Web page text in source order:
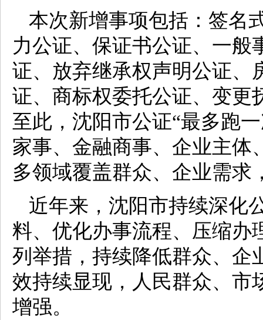
本次新增事项包括：签名
力公证、保证书公证、一般
证、放弃继承权声明公证、
证、商标权委托公证、变更
至此，沈阳市公证“最多跑
家事、金融商事、企业主体
多领域覆盖群众、企业需求
近年来，沈阳市持续深化
料、优化办事流程、压缩办
列举措，持续降低群众、企
效持续显现，人民群众、市
增强。